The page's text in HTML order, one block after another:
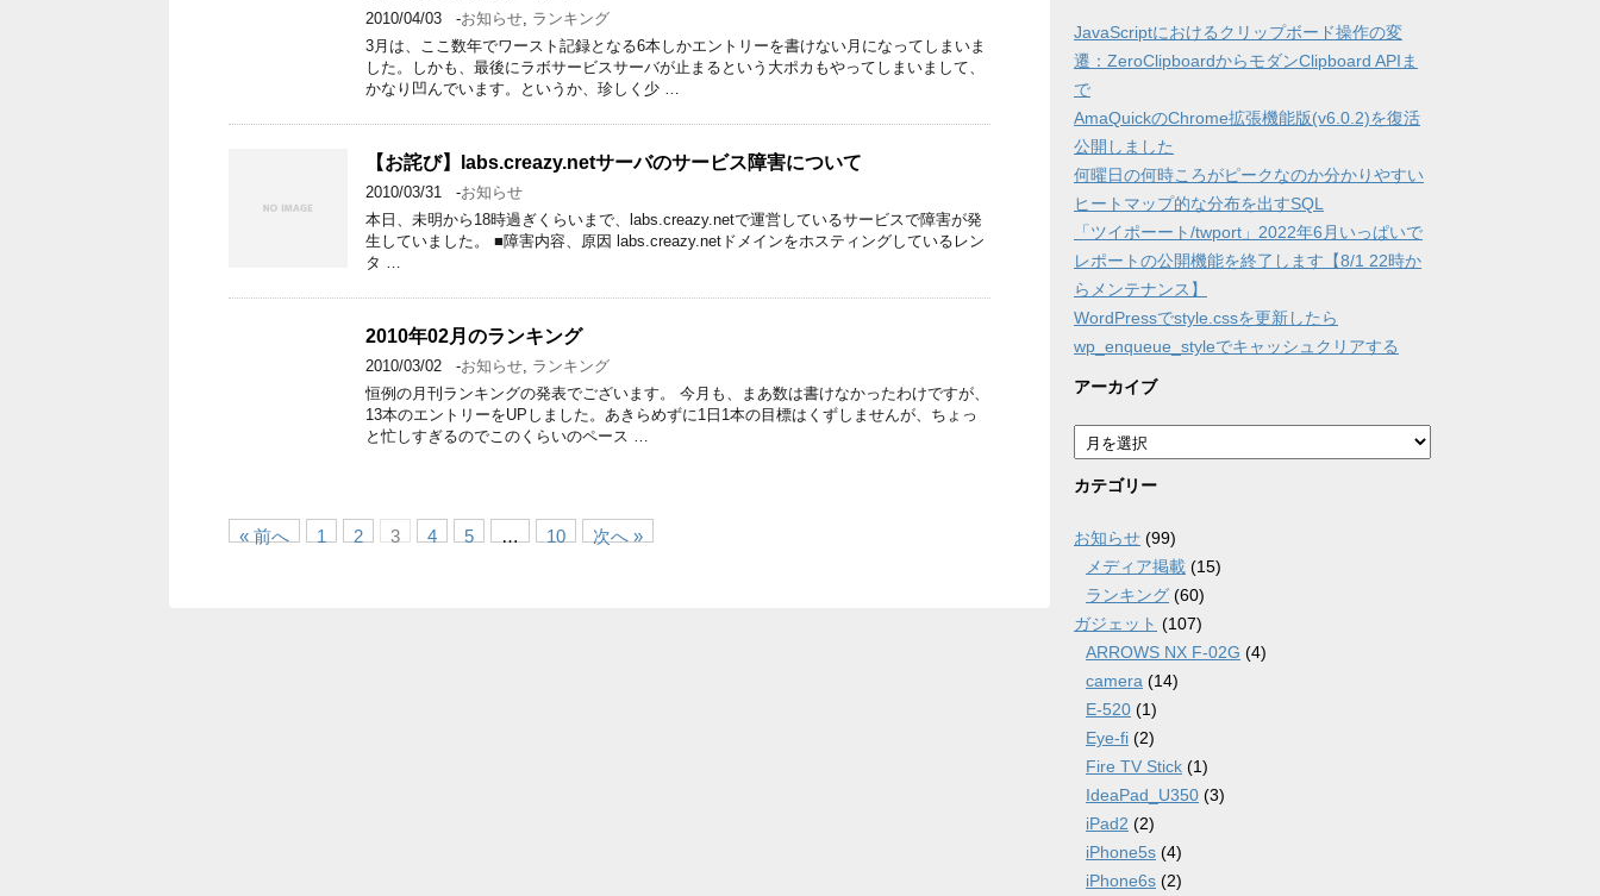
2010/04/03 -お知らせ, ランキング
3月は、ここ数年でワースト記録となる6本しかエントリーを書けない月になってしまいま
した。しかも、最後にラボサービスサーバが止まるという大ポカもやってしまいまして、
かなり凹んでいます。というか、珍しく少 …
【お詫び】labs.creazy.netサーバのサービス障害について
2010/03/31 -お知らせ
本日、未明から18時過ぎくらいまで、labs.creazy.netで運営しているサービスで障害が発
生していました。 ■障害内容、原因 labs.creazy.netドメインをホスティングしているレン
タ …
2010年02月のランキング
2010/03/02 -お知らせ, ランキング
恒例の月刊ランキングの発表でございます。 今月も、まあ数は書けなかったわけですが、
13本のエントリーをUPしました。あきらめずに1日1本の目標はくずしませんが、ちょっ
と忙しすぎるのでこのくらいのペース …
« 前へ 1 2 3 4 5 … 10 次へ »
JavaScriptにおけるクリップボード操作の変
遷：ZeroClipboardからモダンClipboard APIま
で
AmaQuickのChrome拡張機能版(v6.0.2)を復活
公開しました
何曜日の何時ころがピークなのか分かりやすい
ヒートマップ的な分布を出すSQL
「ツイポーート/twport」2022年6月いっぱいで
レポートの公開機能を終了します【8/1 22時か
らメンテナンス】
WordPressでstyle.cssを更新したら
wp_enqueue_styleでキャッシュクリアする
アーカイブ
ア
ー
カ
ブ
カテゴリー
お知らせ (99)
メディア掲載 (15)
ランキング (60)
ガジェット (107)
ARROWS NX F-02G (4)
camera (14)
E-520 (1)
Eye-fi (2)
Fire TV Stick (1)
IdeaPad_U350 (3)
iPad2 (2)
iPhone5s (4)
iPhone6s (2)